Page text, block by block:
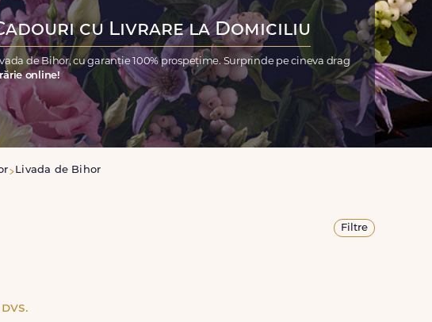
cu Livrare la Domiciliu
de Bihor, cu garanție 100% prospețime. Surprinde pe cineva drag
online!
Livada de Bihor
Filtre